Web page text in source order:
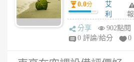
0.0分
艾
利
5
年
報
分享
902點閱
0 評論/給分
0